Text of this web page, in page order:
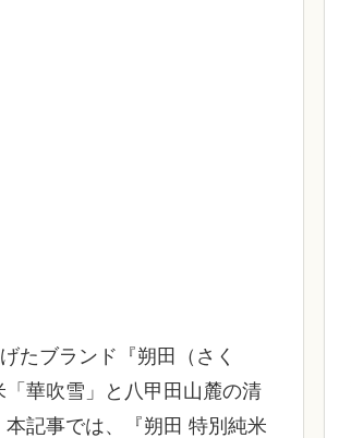
たブランド『朔田（さく
華吹雪」と八甲田山麓の清
記事では、『朔田 特別純米